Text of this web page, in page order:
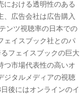
における透明性のある
、広告会社は広告購入
ンツ視聴率の日本での
ェイスブック社とのパ
フェイスブックの巨大
つ市場代表性の高いオ
ジタルメディアの視聴
日後にはオンラインのイ